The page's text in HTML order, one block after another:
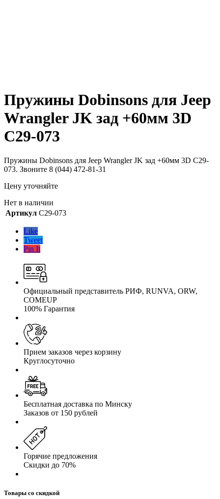
Пружины Dobinsons для Jeep
Wrangler JK зад +60мм 3D
C29-073
Пружины Dobinsons для Jeep Wrangler JK зад +60мм 3D C29-
073. Звоните 8 (044) 472-81-31
Цену уточняйте
Нет в наличии
Артикул C29-073
Like
Tweet
Pin It
Официальный представитель РИФ, RUNVA, ORW,
COMEUP
100% Гарантия
Прием заказов через корзину
Круглосуточно
Бесплатная доставка по Минску
Заказов от 150 рублей
Горячие предложения
Скидки до 70%
Товары со скидкой